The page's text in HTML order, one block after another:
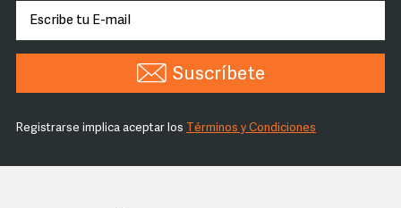
Suscríbete
Registrarse implica aceptar los Términos y Condiciones